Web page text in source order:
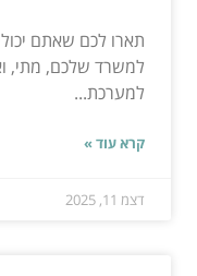
תארו לכם שאתם
למשרד שלכם, מתי,
למערכת...
קרא עוד »
דצמ 11, 2025